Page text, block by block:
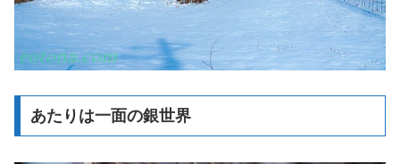
あたりは一面の銀世界